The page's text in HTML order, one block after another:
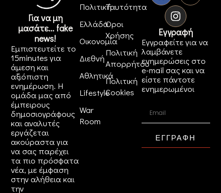
Για να μη
μασάτε... fake
news!
Εμπιστευτείτε το
15minutes για
άμεση και
αξιόπιστη
ενημέρωση. Η
ομάδα μας από
έμπειρους
δημοσιογράφους
και αναλυτές
εργάζεται
ακούραστα για
να σας παρέχει
τα πιο πρόσφατα
νέα, με έμφαση
στην αλήθεια και
την
Πολιτική
Ελλάδα
Οικονομία
Διεθνή
Αθλητικά
Lifestyle
War
Room
Ταυτότητα
Όροι
Χρήσης
Πολιτική
Απορρήτου
Πολιτική
Cookies
Εγγραφή
Εγγραφείτε για να
λαμβάνετε
ενημερώσεις στο
e-mail σας και να
είστε πάντοτε
ενημερωμένοι
ΕΓΓΡΑΦΗ